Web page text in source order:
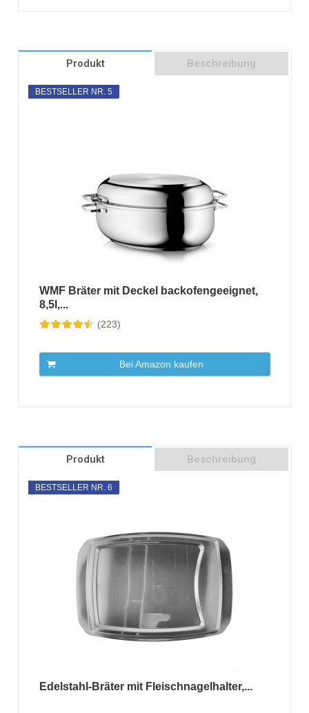
Produkt Beschreibung
BESTSELLER NR. 5
WMF Bräter mit Deckel backofengeeignet,
8,5l,...
(223)
Bei Amazon kaufen
Produkt Beschreibung
BESTSELLER NR. 6
Edelstahl-Bräter mit Fleischnagelhalter,...